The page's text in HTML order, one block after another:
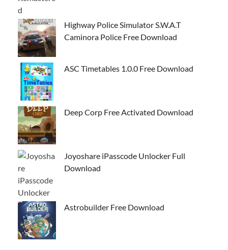
Highway Police Simulator S.W.A.T
Caminora Police Free Download
ASC Timetables 1.0.0 Free Download
Deep Corp Free Activated Download
Joyoshare iPasscode Unlocker Full
Download
Astrobuilder Free Download